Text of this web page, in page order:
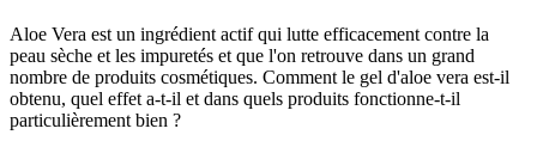
Aloe Vera est un ingrédient actif qui lutte efficacement contre la
peau sèche et les impuretés et que l'on retrouve dans un grand
nombre de produits cosmétiques. Comment le gel d'aloe vera est-il
obtenu, quel effet a-t-il et dans quels produits fonctionne-t-il
particulièrement bien ?